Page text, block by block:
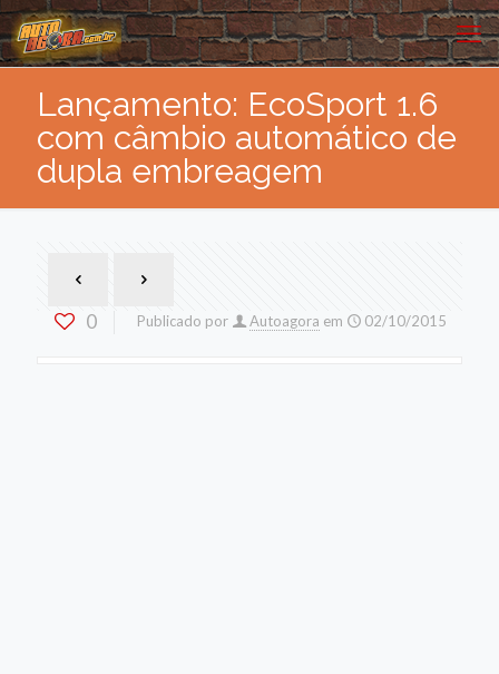
Lançamento: EcoSport 1.6
com câmbio automático de
dupla embreagem
0 Publicado por Autoagora em 02/10/2015